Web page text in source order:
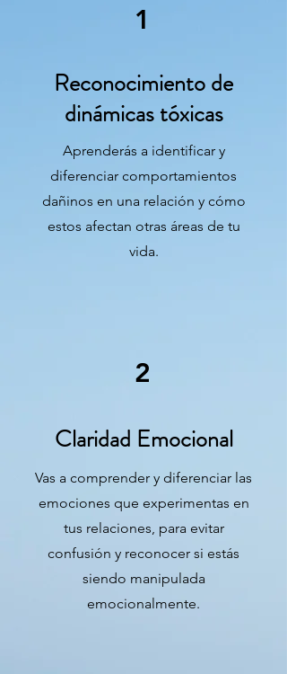
1
Reconocimiento de
dinámicas tóxicas
Aprenderás a identificar y
diferenciar comportamientos
dañinos en una relación y cómo
estos afectan otras áreas de tu
vida.
2
Claridad Emocional
Vas a comprender y diferenciar las
emociones que experimentas en
tus relaciones, para evitar
confusión y reconocer si estás
siendo manipulada
emocionalmente.